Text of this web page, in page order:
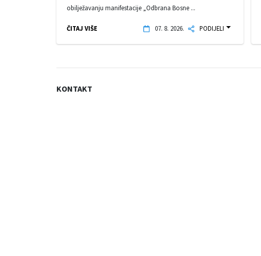
obilježavanju manifestacije „Odbrana Bosne ...
ČITAJ VIŠE 07. 8. 2026. PODIJELI
KONTAKT